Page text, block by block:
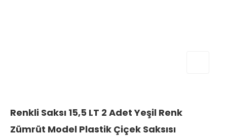
Renkli Saksı 15,5 LT 2 Adet Yeşil Renk
Zümrüt Model Plastik Çiçek Saksısı